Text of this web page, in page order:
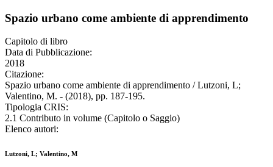
Spazio urbano come ambiente di apprendimento
Capitolo di libro
Data di Pubblicazione:
2018
Citazione:
Spazio urbano come ambiente di apprendimento / Lutzoni, L;
Valentino, M. - (2018), pp. 187-195.
Tipologia CRIS:
2.1 Contributo in volume (Capitolo o Saggio)
Elenco autori:
Lutzoni, L; Valentino, M